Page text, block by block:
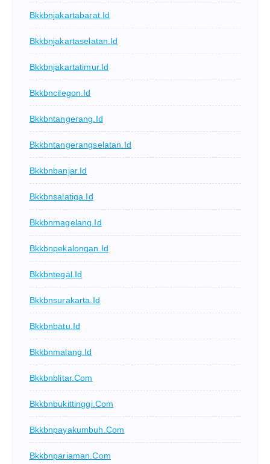
Bkkbnjakartabarat.id
Bkkbnjakartaselatan.id
Bkkbnjakartatimur.id
Bkkbncilegon.id
Bkkbntangerang.id
Bkkbntangerangselatan.id
Bkkbnbanjar.id
Bkkbnsalatiga.id
Bkkbnmagelang.id
Bkkbnpekalongan.id
Bkkbntegal.id
Bkkbnsurakarta.id
Bkkbnbatu.id
Bkkbnmalang.id
Bkkbnblitar.com
Bkkbnbukittinggi.com
Bkkbnpayakumbuh.com
Bkkbnpariaman.com